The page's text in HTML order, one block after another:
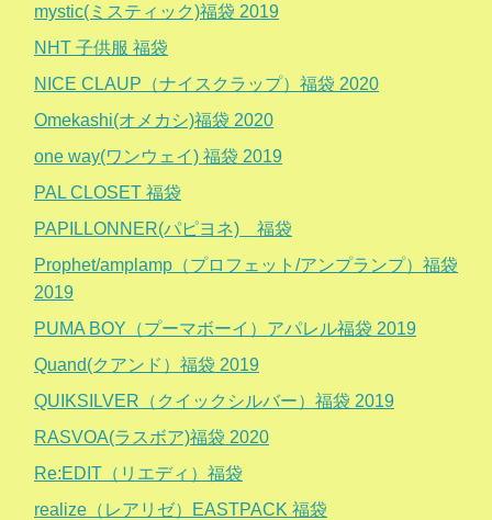
mystic(ミスティック)福袋 2019
NHT 子供服 福袋
NICE CLAUP（ナイスクラップ）福袋 2020
Omekashi(オメカシ)福袋 2020
one way(ワンウェイ) 福袋 2019
PAL CLOSET 福袋
PAPILLONNER(パピヨネ) 福袋
Prophet/amplamp（プロフェット/アンプランプ）福袋
2019
PUMA BOY（プーマボーイ）アパレル福袋 2019
Quand(クアンド）福袋 2019
QUIKSILVER（クイックシルバー）福袋 2019
RASVOA(ラスボア)福袋 2020
Re:EDIT（リエディ）福袋
realize（レアリゼ）EASTPACK 福袋